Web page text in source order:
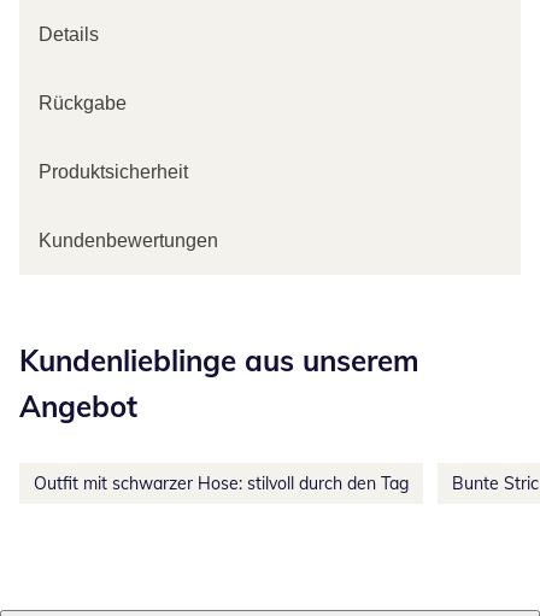
Details
Rückgabe
Produktsicherheit
Kundenbewertungen
Kundenlieblinge aus unserem
Angebot
Outfit mit schwarzer Hose: stilvoll durch den Tag Bunte